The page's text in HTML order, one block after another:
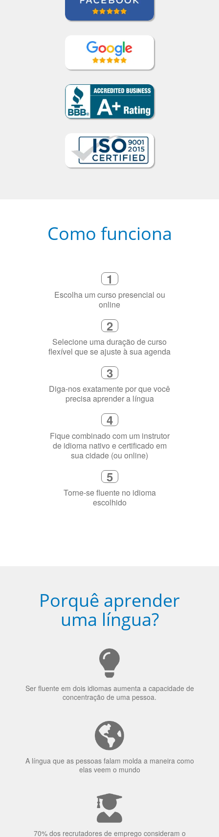
Como funciona
1
Escolha um curso presencial ou
2
Selecione uma duração de curso
3
Diga-nos exatamente por que você
4
Fique combinado com um instrutor
de idioma nativo e certificado em
5
Torne-se fluente no idioma
Porquê aprender
uma língua?
Ser fluente em dois idiomas aumenta a capacidade de
A língua que as pessoas falam molda a maneira como